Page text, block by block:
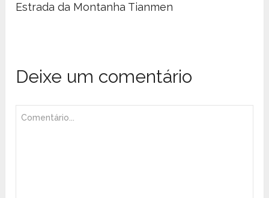
Estrada da Montanha Tianmen
Deixe um comentário